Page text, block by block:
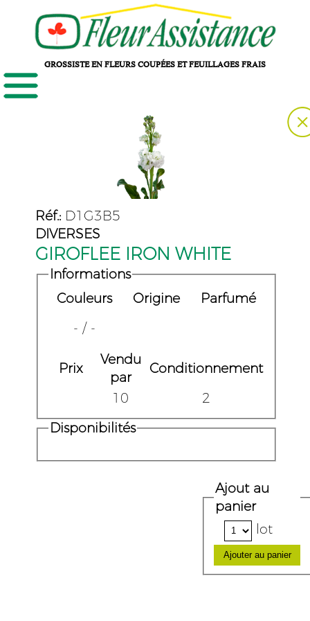
GROSSISTE EN FLEURS COUPÉES ET FEUILLAGES FRAIS
Réf.: D1G3B5
DIVERSES
GIROFLEE IRON WHITE
Informations
Couleurs
Origine
Parfumé
- / -
Prix
Vendu
par
Conditionnement
10
2
Disponibilités
Ajout au
panier
lot